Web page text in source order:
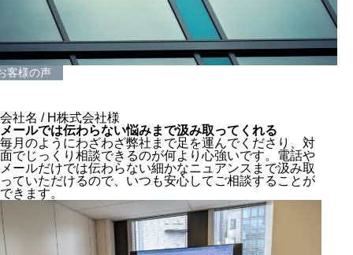
客様の声
会社名 / H株式会社様
メールでは伝わらない悩みまで汲み取ってくれる
毎月のようにわざわざ弊社まで足を運んでくださり、対
面でじっくり相談できるのが何より心強いです。電話や
メールだけでは伝わらない細かなニュアンスまで汲み取
っていただけるので、いつも安心してご相談することが
できます。